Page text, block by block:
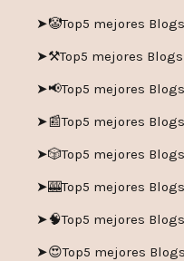
➤🤡Top5 mejores
➤⚒️Top5 mejores
➤📢Top5 mejores
➤📰Top5 mejores
➤🎲Top5 mejores
➤🎰Top5 mejores
➤🧠Top5 mejores
➤😍Top5 mejores